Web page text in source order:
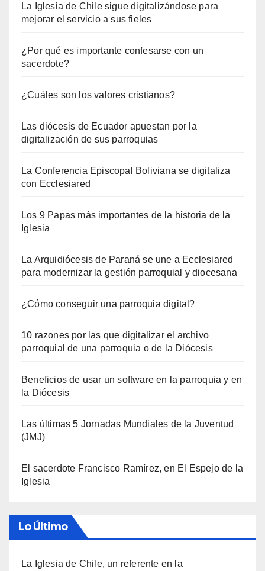
La Iglesia de Chile sigue digitalizándose para
mejorar el servicio a sus fieles
¿Por qué es importante confesarse con un
sacerdote?
¿Cuáles son los valores cristianos?
Las diócesis de Ecuador apuestan por la
digitalización de sus parroquias
La Conferencia Episcopal Boliviana se digitaliza
con Ecclesiared
Los 9 Papas más importantes de la historia de la
Iglesia
La Arquidiócesis de Paraná se une a Ecclesiared
para modernizar la gestión parroquial y diocesana
¿Cómo conseguir una parroquia digital?
10 razones por las que digitalizar el archivo
parroquial de una parroquia o de la Diócesis
Beneficios de usar un software en la parroquia y en
la Diócesis
Las últimas 5 Jornadas Mundiales de la Juventud
(JMJ)
El sacerdote Francisco Ramírez, en El Espejo de la
Iglesia
Lo Último
La Iglesia de Chile, un referente en la